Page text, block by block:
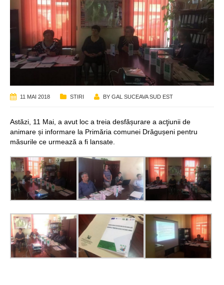
11 MAI 2018 STIRI BY GAL SUCEAVA SUD EST
Astăzi, 11 Mai, a avut loc a treia desfășurare a acţiunii de
animare și informare la Primăria comunei Drăgușeni pentru
măsurile ce urmează a fi lansate.